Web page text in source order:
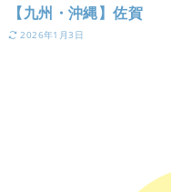
【九州・沖縄】佐賀
2026年1月3日